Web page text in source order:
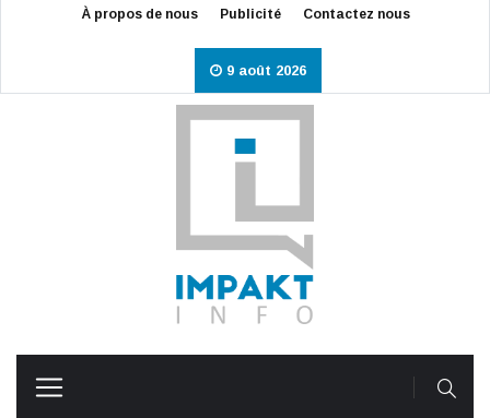
À propos de nous Publicité Contactez nous
9 août 2026